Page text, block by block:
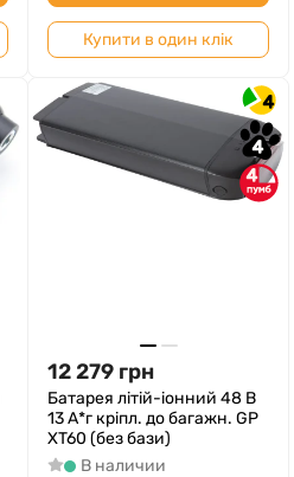
Купити в один клік
4
4
4
12 279 грн
Батарея літій-іонний 48 B
13 А*г кріпл. до багажн. GP
XT60 (без бази)
В наличии